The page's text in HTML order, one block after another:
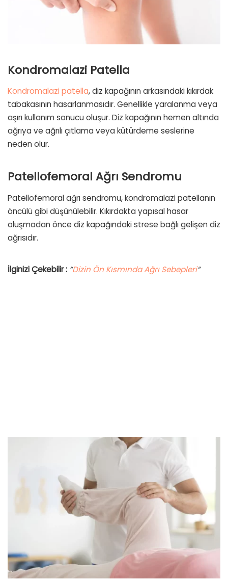
Kondromalazi Patella
Kondromalazi patella, diz kapağının arkasındaki kıkırdak
tabakasının hasarlanmasıdır. Genellikle yaralanma veya
aşırı kullanım sonucu oluşur. Diz kapağının hemen altında
ağrıya ve ağrılı çıtlama veya kütürdeme seslerine
neden olur.
Patellofemoral Ağrı Sendromu
Patellofemoral ağrı sendromu, kondromalazi patellanın
öncülü gibi düşünülebilir. Kıkırdakta yapısal hasar
oluşmadan önce diz kapağındaki strese bağlı gelişen diz
ağrısıdır.
İlginizi Çekebilir : “Dizin Ön Kısmında Ağrı Sebepleri“